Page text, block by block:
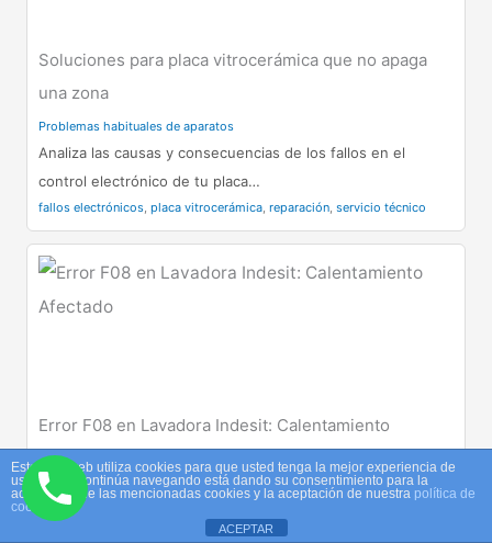
Soluciones para placa vitrocerámica que no apaga
una zona
Problemas habituales de aparatos
Analiza las causas y consecuencias de los fallos en el
control electrónico de tu placa…
fallos electrónicos, placa vitrocerámica, reparación, servicio técnico
Error F08 en Lavadora Indesit: Calentamiento
Afectado
Fallos y avisos del sistema
El error F08 en lavadoras Indesit indica un fallo en el
Este sitio web utiliza cookies para que usted tenga la mejor experiencia de
usuario. Si continúa navegando está dando su consentimiento para la
aceptación de las mencionadas cookies y la aceptación de nuestra política de
cookies
ACEPTAR